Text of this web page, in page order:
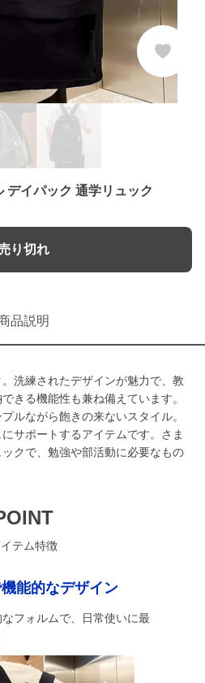
デイパック 通学リュック
り切れ
品説明
洗練されたデザインが魅力で、教
きる機能性も兼ね備えています。
ルながら飽きの来ないスタイル。
サポートするアイテムです。さま
クで、勉強や部活動に必要なもの
テム特徴
能的なデザイン
フォルムで、日常使いに最